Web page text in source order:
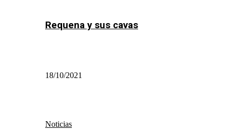
Requena y sus cavas
18/10/2021
Noticias